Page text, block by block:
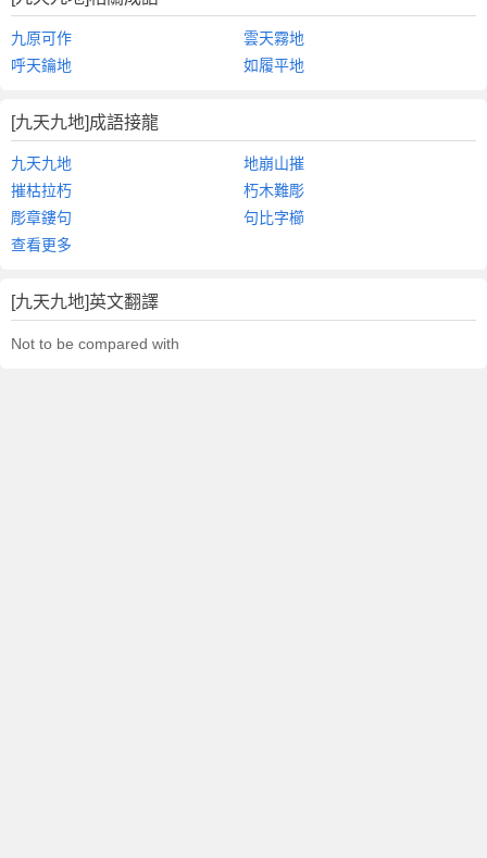
九原可作
雲天霧地
呼天鑰地
如履平地
[九天九地]成語接龍
九天九地
地崩山摧
摧枯拉朽
朽木難彫
彫章鏤句
句比字櫛
查看更多
[九天九地]英文翻譯
Not to be compared with